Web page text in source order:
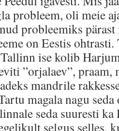
probleem, oli meie
probleemiks
on Eestis
ise kolib
”orjalaev”, praam,
mandrile
magala nagu
seda suuresti ka
selgus selles,